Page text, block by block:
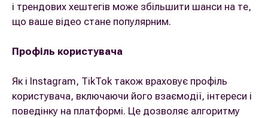
і трендових хештегів може збільшити шанси на те,
що ваше відео стане популярним.
Профіль користувача
Як і Instagram, TikTok також враховує профіль
користувача, включаючи його взаємодії, інтереси і
поведінку на платформі. Це дозволяє алгоритму